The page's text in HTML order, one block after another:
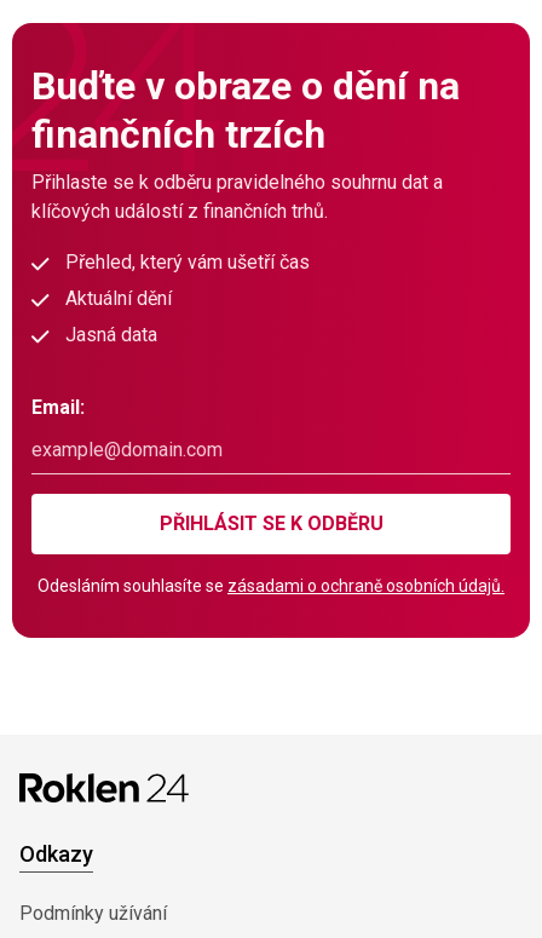
Buďte v obraze o dění na
finančních trzích
Přihlaste se k odběru pravidelného souhrnu dat a
klíčových událostí z finančních trhů.
Přehled, který vám ušetří čas
Aktuální dění
Jasná data
Email:
PŘIHLÁSIT SE K ODBĚRU
Odesláním souhlasíte se zásadami o ochraně osobních údajů.
Odkazy
Podmínky užívání